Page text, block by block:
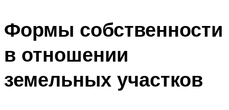
Формы собственности
в отношении
земельных участков